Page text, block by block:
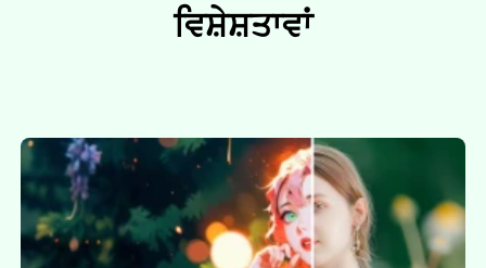
ਵਿਸ਼ੇਸ਼ਤਾਵਾਂ